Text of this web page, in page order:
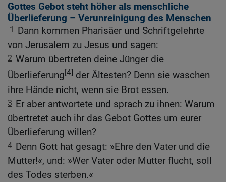
Gottes Gebot steht höher als menschliche
Überlieferung – Verunreinigung des Menschen
1
Dann kommen Pharisäer und Schriftgelehrte
von Jerusalem zu Jesus und sagen:
2 Warum übertreten deine Jünger die
Überlieferung[4] der Ältesten? Denn sie waschen
ihre Hände nicht, wenn sie Brot essen.
3 Er aber antwortete und sprach zu ihnen: Warum
übertretet auch ihr das Gebot Gottes um eurer
Überlieferung willen?
4 Denn Gott hat gesagt: »Ehre den Vater und die
Mutter!«, und: »Wer Vater oder Mutter flucht, soll
des Todes sterben.«